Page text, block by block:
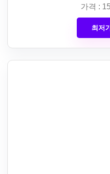
가격 :
최저